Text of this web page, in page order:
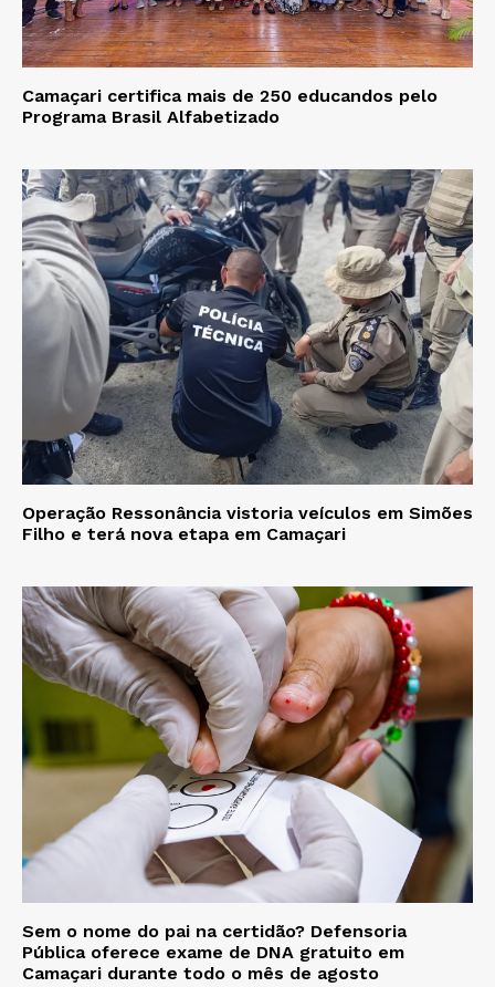
Camaçari certifica mais de 250 educandos pelo
Programa Brasil Alfabetizado
Operação Ressonância vistoria veículos em Simões
Filho e terá nova etapa em Camaçari
Sem o nome do pai na certidão? Defensoria
Pública oferece exame de DNA gratuito em
Camaçari durante todo o mês de agosto